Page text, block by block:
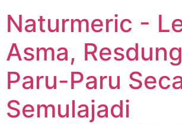
Naturmeric -
Asma,
Paru-Paru
Semulajadi